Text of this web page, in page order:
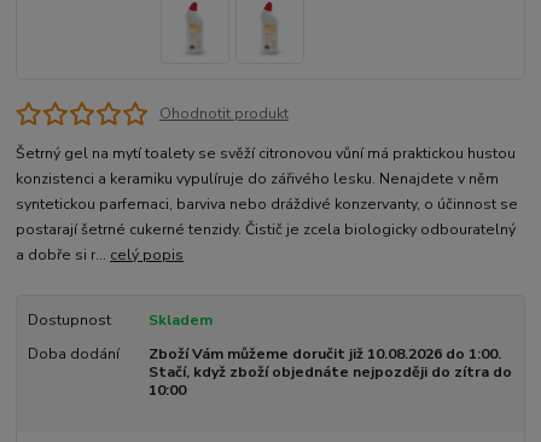
Ohodnotit produkt
Šetrný gel na mytí toalety se svěží citronovou vůní má praktickou hustou
konzistenci a keramiku vypulíruje do zářivého lesku. Nenajdete v něm
syntetickou parfemaci, barviva nebo dráždivé konzervanty, o účinnost se
postarají šetrné cukerné tenzidy. Čistič je zcela biologicky odbouratelný
a dobře si r... celý popis
Dostupnost
Skladem
Doba dodání
Zboží Vám můžeme doručit již 10.08.2026 do 1:00.
Stačí, když zboží objednáte nejpozději do zítra do
10:00